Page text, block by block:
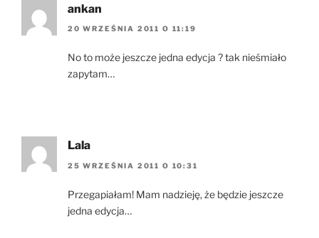
ankan
20 WRZEŚNIA 2011 O 11:19
No to może jeszcze jedna edycja ? tak nieśmiało
zapytam…
Lala
25 WRZEŚNIA 2011 O 10:31
Przegapiałam! Mam nadzieję, że będzie jeszcze
jedna edycja…